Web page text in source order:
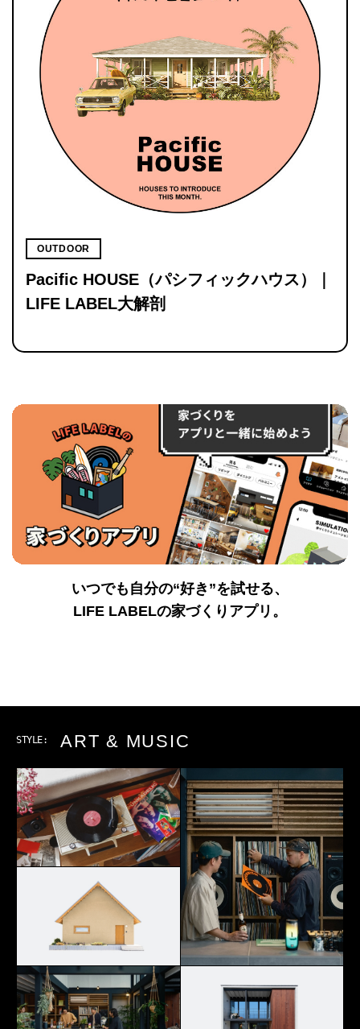
OUTDOOR
Pacific HOUSE（パシフィックハウス）｜
LIFE LABEL大解剖
いつでも自分の“好き”を試せる、
LIFE LABELの家づくりアプリ。
STYLE: ART & MUSIC